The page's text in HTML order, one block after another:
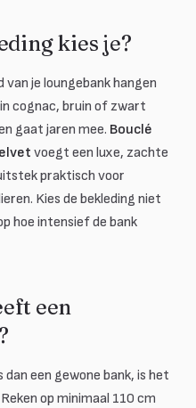
kies je?
je loungebank hangen
in cognac, bruin of zwart
gaat jaren mee. Bouclé
voegt een luxe, zachte
praktisch voor
Kies de bekleding niet
hoe intensief de bank
een
een gewone bank, is het
op minimaal 110 cm